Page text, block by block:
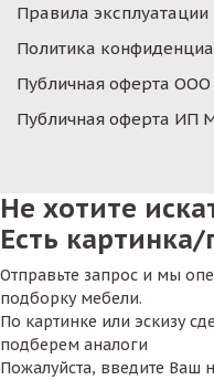
Правила
Политика
Публичная оферта
Публичная оферта ИП
Не хотите
Есть картинка/
Отправьте запрос и мы
подборку мебели.
По картинке или эскизу
подберем аналоги
Пожалуйста, введите Ваш